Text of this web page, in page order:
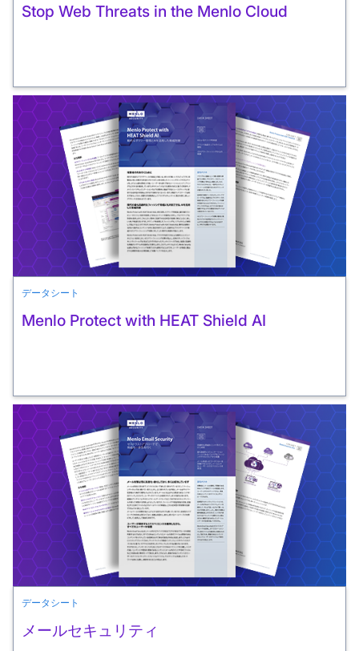
Stop Web Threats in the Menlo Cloud
データシート
Menlo Protect with HEAT Shield AI
データシート
メールセキュリティ